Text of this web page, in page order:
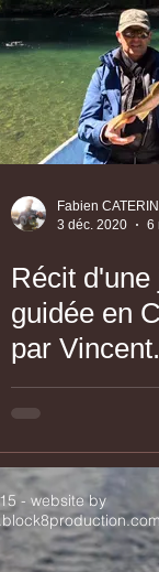
et partenariat
Fabien
3 déc. 2020
6
Récit d'une
guidée en
par Vincent.
- website by